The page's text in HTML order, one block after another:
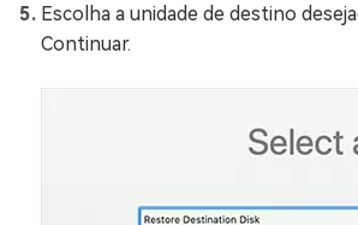
Escolha a unidade de destino
Continuar.